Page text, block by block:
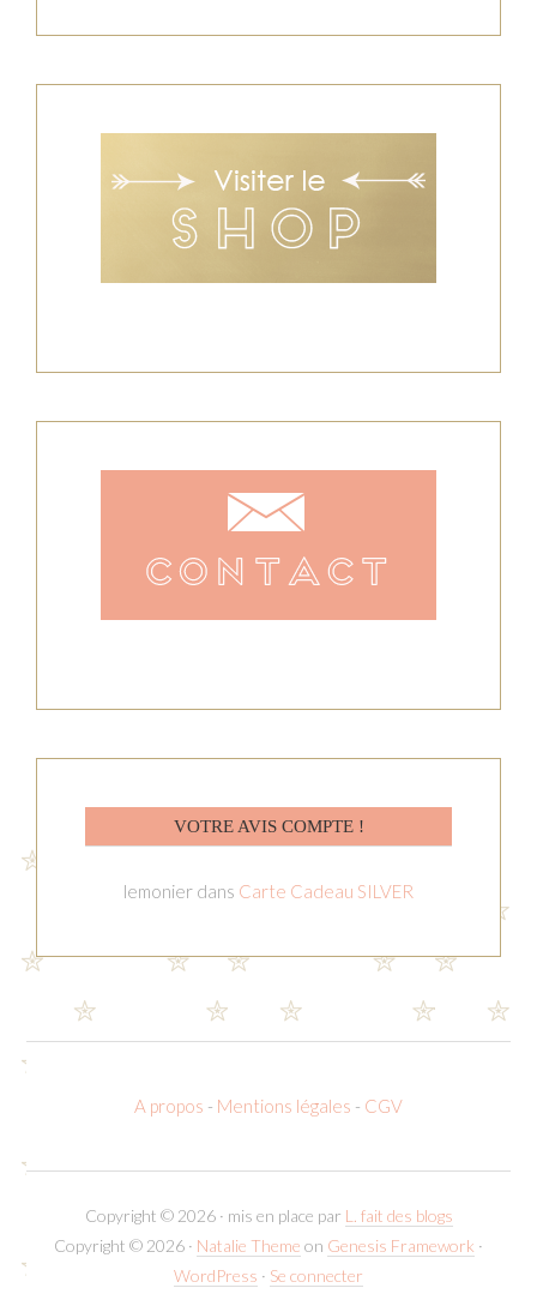
VOTRE AVIS COMPTE !
lemonier dans Carte Cadeau SILVER
A propos - Mentions légales - CGV
Copyright © 2026 · mis en place par L. fait des blogs
Copyright © 2026 · Natalie Theme on Genesis Framework ·
WordPress · Se connecter